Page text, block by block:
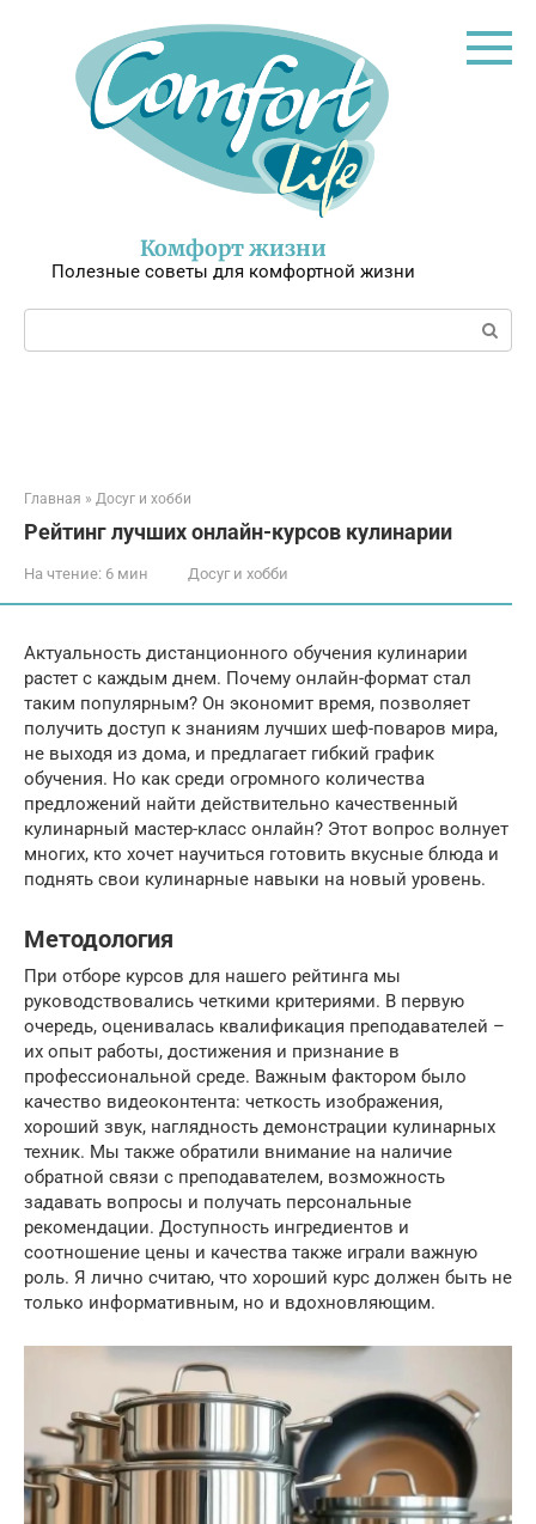
Комфорт жизни
Полезные советы для комфортной жизни
Поиск:
Главная » Досуг и хобби
Рейтинг лучших онлайн-курсов кулинарии
На чтение: 6 мин Досуг и хобби
Актуальность дистанционного обучения кулинарии
растет с каждым днем. Почему онлайн-формат стал
таким популярным? Он экономит время, позволяет
получить доступ к знаниям лучших шеф-поваров мира,
не выходя из дома, и предлагает гибкий график
обучения. Но как среди огромного количества
предложений найти действительно качественный
кулинарный мастер-класс онлайн? Этот вопрос волнует
многих, кто хочет научиться готовить вкусные блюда и
поднять свои кулинарные навыки на новый уровень.
Методология
При отборе курсов для нашего рейтинга мы
руководствовались четкими критериями. В первую
очередь, оценивалась квалификация преподавателей –
их опыт работы, достижения и признание в
профессиональной среде. Важным фактором было
качество видеоконтента: четкость изображения,
хороший звук, наглядность демонстрации кулинарных
техник. Мы также обратили внимание на наличие
обратной связи с преподавателем, возможность
задавать вопросы и получать персональные
рекомендации. Доступность ингредиентов и
соотношение цены и качества также играли важную
роль. Я лично считаю, что хороший курс должен быть не
только информативным, но и вдохновляющим.